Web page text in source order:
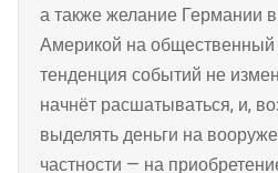
а также желание Германии
Америкой на общественный
тенденция событий не
начнёт расшатываться, и,
выделять деньги на
частности — на